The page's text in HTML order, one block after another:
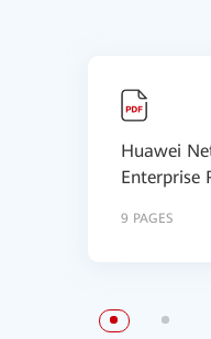
Huawei
Enterprise
9 PAGES